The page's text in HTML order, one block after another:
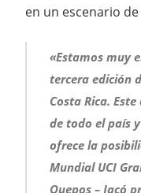
en un escenario
«Estamos muy
tercera edición
Costa Rica.
de todo el país
ofrece la
Mundial UCI
Quepos – Jacó